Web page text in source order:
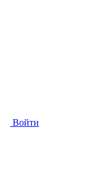
Войти